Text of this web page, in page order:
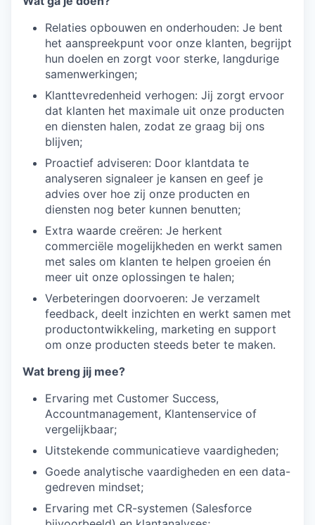
Relaties opbouwen en onderhouden: Je bent
het aanspreekpunt voor onze klanten, begrijpt
hun doelen en zorgt voor sterke, langdurige
samenwerkingen;
Klanttevredenheid verhogen: Jij zorgt ervoor
dat klanten het maximale uit onze producten
en diensten halen, zodat ze graag bij ons
blijven;
Proactief adviseren: Door klantdata te
analyseren signaleer je kansen en geef je
advies over hoe zij onze producten en
diensten nog beter kunnen benutten;
Extra waarde creëren: Je herkent
commerciële mogelijkheden en werkt samen
met sales om klanten te helpen groeien én
meer uit onze oplossingen te halen;
Verbeteringen doorvoeren: Je verzamelt
feedback, deelt inzichten en werkt samen met
productontwikkeling, marketing en support
om onze producten steeds beter te maken.
Wat breng jij mee?
Ervaring met Customer Success,
Accountmanagement, Klantenservice of
vergelijkbaar;
Uitstekende communicatieve vaardigheden;
Goede analytische vaardigheden en een data-
gedreven mindset;
Ervaring met CR-systemen (Salesforce